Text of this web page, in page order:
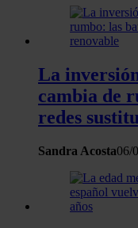
La
cambia de
redes
Sandra Acosta06/